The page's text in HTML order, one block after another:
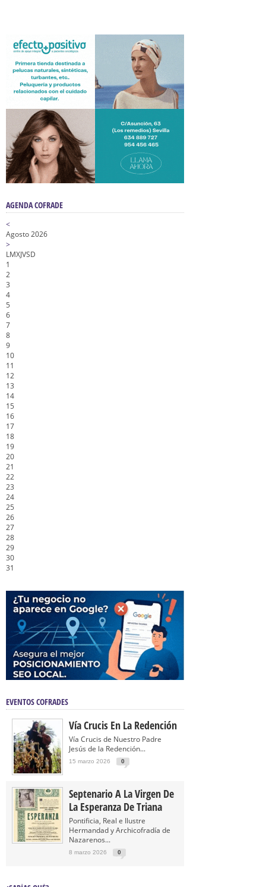
AGENDA COFRADE
<
Agosto 2026
>
LMXJVSD
1
2
3
4
5
6
7
8
9
10
11
12
13
14
15
16
17
18
19
20
21
22
23
24
25
26
27
28
29
30
31
EVENTOS COFRADES
Vía Crucis En La Redención
Vía Crucis de Nuestro Padre
Jesús de la Redención...
15 marzo 2026 0
Septenario A La Virgen De
La Esperanza De Triana
Pontificia, Real e Ilustre
Hermandad y Archicofradía de
Nazarenos...
8 marzo 2026 0